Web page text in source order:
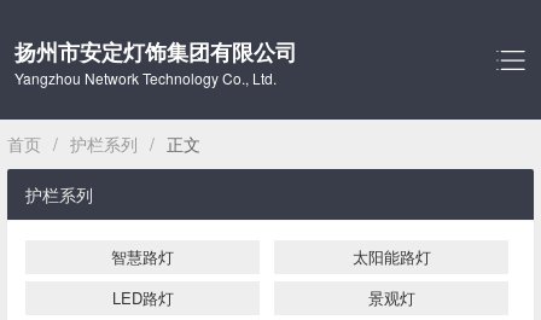
扬州市安定灯饰集团有限公司
Yangzhou Network Technology Co., Ltd.
首页 / 护栏系列 / 正文
护栏系列
智慧路灯
太阳能路灯
LED路灯
景观灯